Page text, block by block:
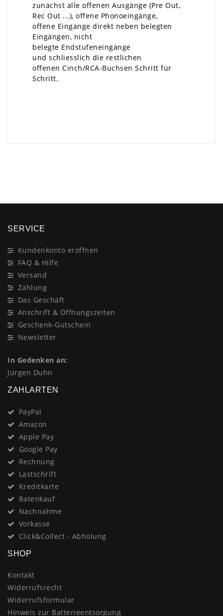
zunächst alle offenen Ausgänge (Pre Out,
Rec Out ...), offene Phonoeingänge,
offene Eingänge direkt neben belegten
Eingängen, nicht
belegte Endstufeneingänge
und schliesslich die restlichen
offenen Cinch/RCA-Buchsen Schritt für
Schritt.
SERVICE
Kundenkonto eröffnen
FAQ & Hilfe
Versand
Zahlung
Das Geschäft
Anschrift & Öffnungszeiten
Geschenk-Gutschein
Newsletter
In Gedenken an:
Jürgen Duhn
ZAHLARTEN
PayPal
Amazon
Apple Pay
Google Pay
Rechnung
Lastschrift
Kreditkarte
Ratenkauf
Nachnahme
Vorkasse
Click&Collect - Abholung
SHOP
Kontakt
Widerrufsrecht
Widerrufsformular
Hinweis zur Batterieentsorgung